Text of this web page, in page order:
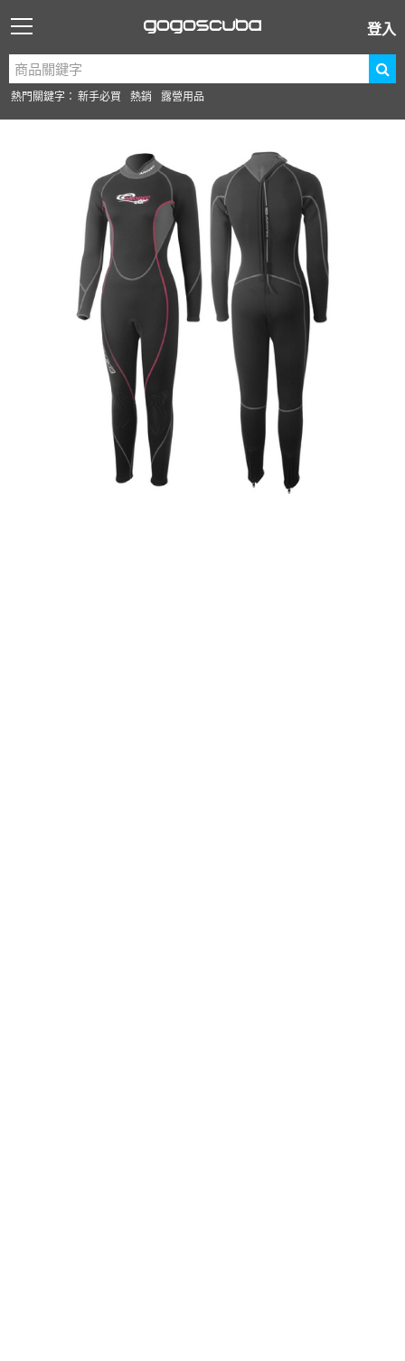
登入
熱門關鍵字： 新手必買 熱銷 露營用品